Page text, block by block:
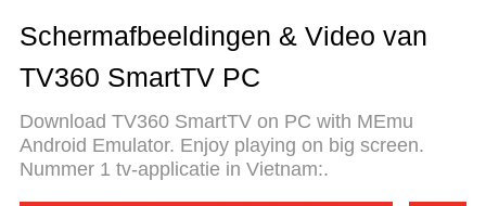
schermervaring van je app met toetsenbord en
muis. MEmu biedt je alle verrassende functies die
je verwachtte: snelle installatie en eenvoudige
meer van batterij, mobiele data en storende
oproepen. De gloednieuwe MEmu 9 is de beste
keuze voor het gebruik van TV360 SmartTV op je
Schermafbeeldingen & Video van
TV360 SmartTV PC
Download TV360 SmartTV on PC with MEmu
Android Emulator. Enjoy playing on big screen.
Nummer 1 tv-applicatie in Vietnam:.